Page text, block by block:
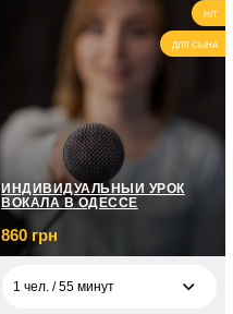
1 720
грн
1 чел. / 4 занятий по
2 990
1 чел. / 8 занятий по
55 минут
грн
HIT
ДЛЯ СЫНА
ИНДИВИДУАЛЬНЫЙ УРОК
ВОКАЛА В ОДЕССЕ
860 грн
1 чел. / 55 минут